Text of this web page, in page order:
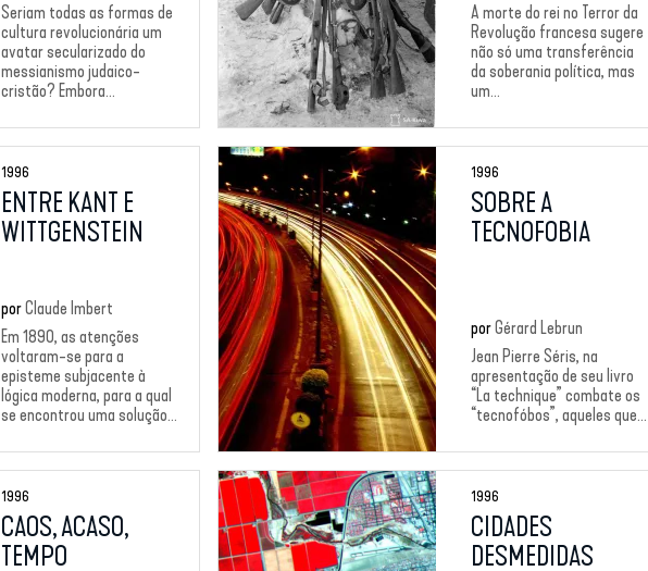
Seriam todas as formas de
cultura revolucionária um
avatar secularizado do
messianismo judaico-
cristão? Embora...
A morte do rei no Terror da
Revolução francesa sugere
não só uma transferência
da soberania política, mas
um...
1996
ENTRE KANT E
WITTGENSTEIN
porClaude Imbert
Em 1890, as atenções
voltaram-se para a
episteme subjacente à
lógica moderna, para a qual
se encontrou uma solução...
1996
SOBRE A
TECNOFOBIA
porGérard Lebrun
Jean Pierre Séris, na
apresentação de seu livro
“La technique” combate os
“tecnofóbos”, aqueles que...
1996
CAOS, ACASO,
TEMPO
1996
CIDADES
DESMEDIDAS